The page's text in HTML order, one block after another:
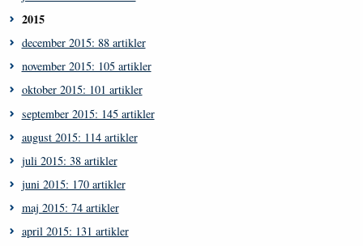
2015
december 2015: 88 artikler
november 2015: 105 artikler
oktober 2015: 101 artikler
september 2015: 145 artikler
august 2015: 114 artikler
juli 2015: 38 artikler
juni 2015: 170 artikler
maj 2015: 74 artikler
april 2015: 131 artikler